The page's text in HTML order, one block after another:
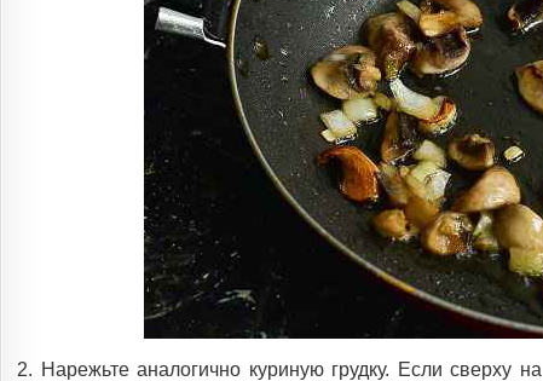
2. Нарежьте аналогично куриную грудку. Если сверху